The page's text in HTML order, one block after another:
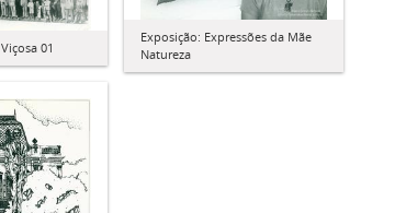
01
Exposição: Expressões da Mãe
Natureza